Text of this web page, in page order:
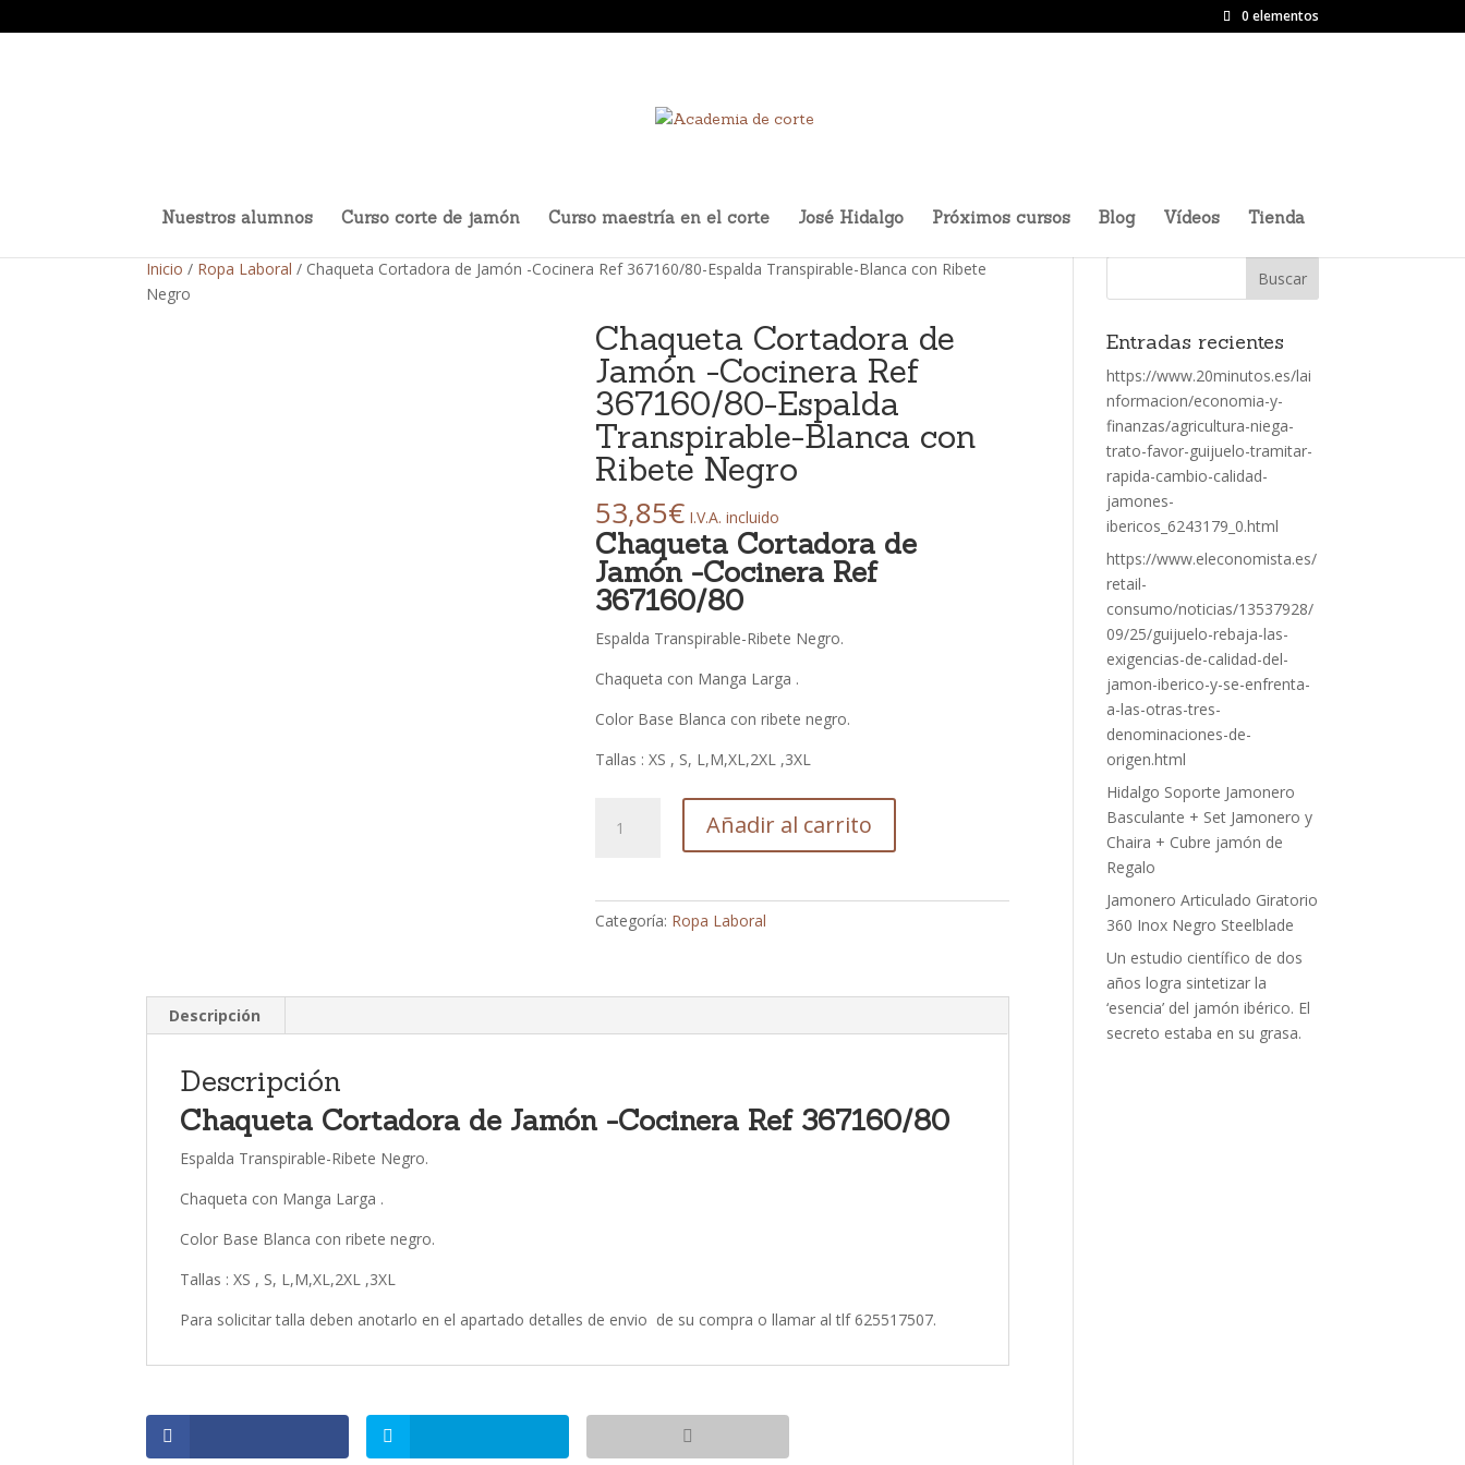
0 elementos
Nuestros alumnos Curso corte de jamón Curso maestría en el corte José Hidalgo Próximos cursos Blog Vídeos Tienda
Inicio / Ropa Laboral / Chaqueta Cortadora de Jamón -Cocinera Ref 367160/80-Espalda Transpirable-Blanca con Ribete
Negro
Chaqueta Cortadora de
Jamón -Cocinera Ref
367160/80-Espalda
Transpirable-Blanca con
Ribete Negro
53,85€ I.V.A. incluido
Chaqueta Cortadora de
Jamón -Cocinera Ref
367160/80
Espalda Transpirable-Ribete Negro.
Chaqueta con Manga Larga .
Color Base Blanca con ribete negro.
Tallas : XS , S, L,M,XL,2XL ,3XL
Cortadora
Cocinera
Transpirable-
Ribete
Negro
Añadir al carrito
Categoría: Ropa Laboral
Descripción
Descripción
Chaqueta Cortadora de Jamón -Cocinera Ref 367160/80
Espalda Transpirable-Ribete Negro.
Chaqueta con Manga Larga .
Color Base Blanca con ribete negro.
Tallas : XS , S, L,M,XL,2XL ,3XL
Para solicitar talla deben anotarlo en el apartado detalles de envio de su compra o llamar al tlf 625517507.
Entradas recientes
https://www.20minutos.es/lai
nformacion/economia-y-
finanzas/agricultura-niega-
trato-favor-guijuelo-tramitar-
rapida-cambio-calidad-
jamones-
ibericos_6243179_0.html
https://www.eleconomista.es/
retail-
consumo/noticias/13537928/
09/25/guijuelo-rebaja-las-
exigencias-de-calidad-del-
jamon-iberico-y-se-enfrenta-
a-las-otras-tres-
denominaciones-de-
origen.html
Hidalgo Soporte Jamonero
Basculante + Set Jamonero y
Chaira + Cubre jamón de
Regalo
Jamonero Articulado Giratorio
360 Inox Negro Steelblade
Un estudio científico de dos
años logra sintetizar la
‘esencia’ del jamón ibérico. El
secreto estaba en su grasa.